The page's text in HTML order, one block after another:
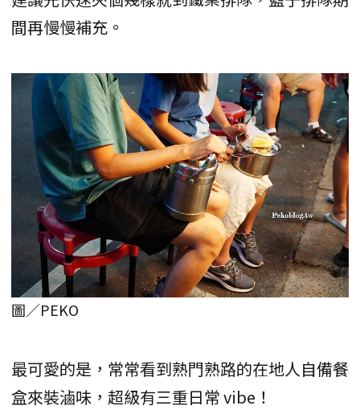
間再慢慢補充。
圖／PEKO
最可愛的是，常常看到熟門熟路的在地人自備餐
盒來裝滷味，超級有三重日常 vibe！